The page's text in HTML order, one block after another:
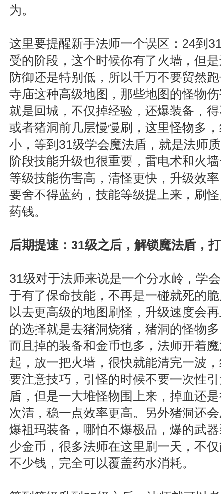
为。
这里要提醒新手法师一个误区：24到
受的阶段，这个时候你有了火墙，但
防御还是特别低，所以千万不要贸然
寺庙这种高级地图，那些地图的怪物
就是回城，不仅掉经验，还爆装备，
或者猪洞前几层慢慢刷，这里怪物多
小，等到31级学会魔法盾，就是法师
阶段技能升级也很重要，雷电术和火
等级技能伤害高，清怪更快，升级效
要舍不得蓝药，技能等级提上来，刷
药钱。
后期提速：31级之后，解锁魔法盾，
31级对于法师来说是一个分水岭，学
于有了保命技能，不再是一碰就死的
以去更高级的地图刷怪，升级速度会
的选择就是去猪洞烧猪，猪洞的怪物
而且掉的装备和金币也多，法师开着
起，放一把火墙，很快就能清完一波
要注意技巧，引怪的时候不要一次性
盾，但是一大堆怪物围上来，掉血还
次清，稳一点效率更高。另外猪洞还
爆祖玛装备，哪怕不爆极品，爆的武
少金币，很多法师在这里刷一天，不
不少钱，完全可以覆盖药水消耗。